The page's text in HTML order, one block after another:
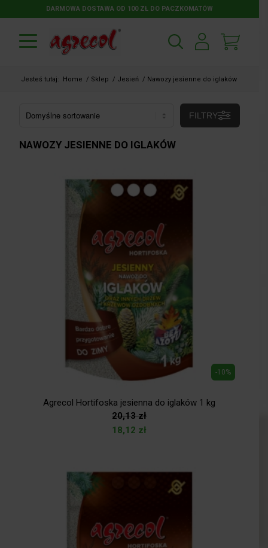
DARMOWA DOSTAWA OD 100 ZŁ DO PACZKOMATÓW
Jesteś tutaj: Home / Sklep / Jesień / Nawozy jesienne do iglaków
NAWOZY JESIENNE DO IGLAKÓW
FILTRY
Agrecol Hortifoska jesienna do iglaków 1 kg
20,13zł
18,12 zł
-10%